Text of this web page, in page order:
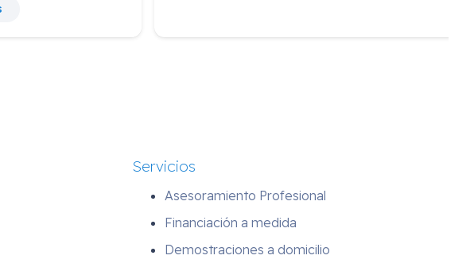
Servicios
Asesoramiento Profesional
Financiación a medida
Demostraciones a domicilio